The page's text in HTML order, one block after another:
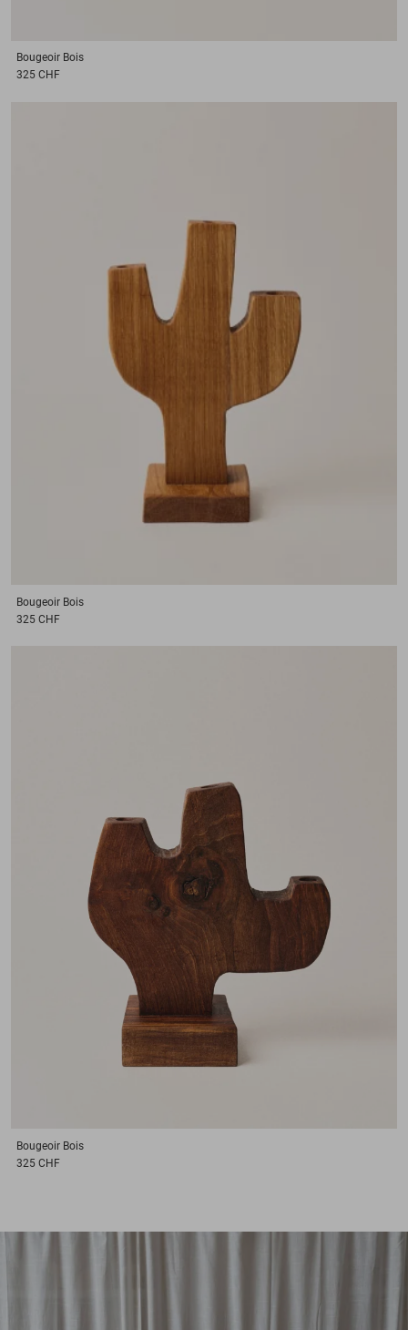
Bougeoir Bois
325 CHF
Bougeoir Bois
325 CHF
Bougeoir Bois
325 CHF